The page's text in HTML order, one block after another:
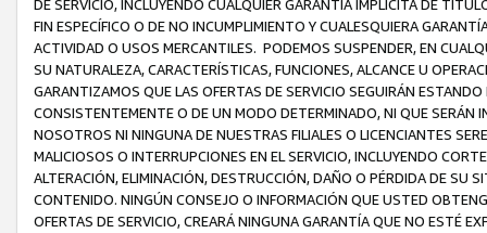
DE SERVICIO, INCLUYENDO CUALQUIER GARANTÍA IMPLÍCITA DE
FIN ESPECÍFICO O DE NO INCUMPLIMIENTO Y CUALESQUIERA
ACTIVIDAD O USOS MERCANTILES. PODEMOS SUSPENDER, EN
SU NATURALEZA, CARACTERÍSTICAS, FUNCIONES, ALCANCE U
GARANTIZAMOS QUE LAS OFERTAS DE SERVICIO SEGUIRÁN
CONSISTENTEMENTE O DE UN MODO DETERMINADO, NI QUE SERÁN
NOSOTROS NI NINGUNA DE NUESTRAS FILIALES O LICENCIANTES
MALICIOSOS O INTERRUPCIONES EN EL SERVICIO, INCLUYENDO
ALTERACIÓN, ELIMINACIÓN, DESTRUCCIÓN, DAÑO O PÉRDIDA DE SU
CONTENIDO. NINGÚN CONSEJO O INFORMACIÓN QUE USTED
OFERTAS DE SERVICIO, CREARÁ NINGUNA GARANTÍA QUE NO ESTÉ